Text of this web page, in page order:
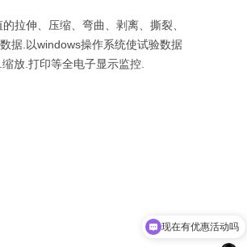
拉伸、压缩、弯曲、剥离、撕裂、
据.以windows操作系统使试验数据
放.打印等全电子显示监控.
可以介绍下你们的产品么